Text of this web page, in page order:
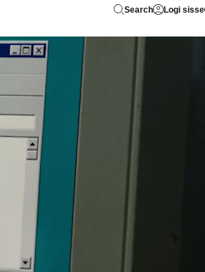
Search Logi sisse